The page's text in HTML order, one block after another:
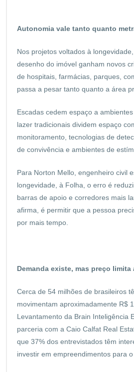
Autonomia vale tanto quanto
Nos projetos voltados à
desenho do imóvel ganham novos
de hospitais, farmácias, parques,
passa a pesar tanto quanto a área
Escadas cedem espaço a
lazer tradicionais dividem espaço
monitoramento, tecnologias de
de convivência e ambientes de
Para Norton Mello, engenheiro civil
longevidade, à Folha, o erro é
barras de apoio e corredores mais
afirma, é permitir que a pessoa
por mais tempo.
Demanda existe, mas preço limita
Cerca de 54 milhões de brasileiros
movimentam aproximadamente R$
Levantamento da Brain Inteligência
parceria com a Caio Calfat Real
que 37% dos entrevistados têm
investir em empreendimentos para